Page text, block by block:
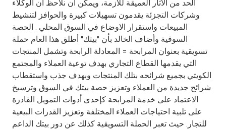
UK
Kingdom of Bahrain
الحد من الآثار العميقة للأزمة، ويمكن أن نلاحظ أن الوكلاء
وشركات التجزئة يقدمون تسهيلات كبيرة والحوافز لتنشيط
المبيعات واستقرار الاوضاع في السوق المحلي . الحصة
السوقية وأضاف الخالد بأن "بيتك" أطلق هذا العام حملة
تسويقية بعنوان المرابحة = المعادلة الرابحة وتشمل المنتجات
التي يقدمها القطاع التجاري بهدف توعية العملاء والمجتمع
الكويتي بجميع شرائحه بتلك المنتجات وبهدف جذب واستقطاب
شرائح جديدة من العملاء وتعزيز حصة بيتك في السوق وترسيخ
الاعتماد على خدمة المرابحة كإحدى أدوات التمويل القادرة
على تلبية احتياجات العملاء المختلفة وتعزيز القدرات البيعية
للتجار. حيث تعبر الحملة التسويقية كذلك عن دور بيتك الداعم